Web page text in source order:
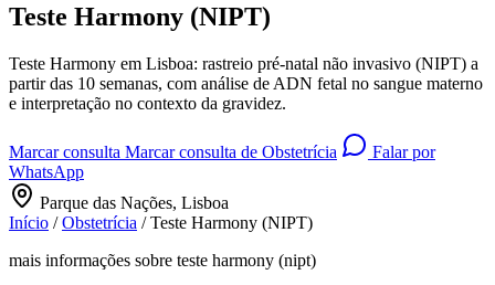
Teste Harmony (NIPT)
Teste Harmony em Lisboa: rastreio pré-natal não invasivo (NIPT) a
partir das 10 semanas, com análise de ADN fetal no sangue materno
e interpretação no contexto da gravidez.
Marcar consulta Marcar consulta de Obstetrícia
Falar por
WhatsApp
Parque das Nações, Lisboa
Início / Obstetrícia / Teste Harmony (NIPT)
mais informações sobre teste harmony (nipt)